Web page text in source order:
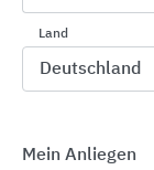
Schlüter -
Lösungen,
Land
Mein Anliegen